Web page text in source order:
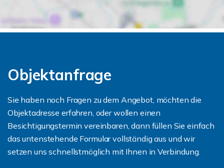
Objektanfrage
Sie haben noch Fragen zu dem Angebot, möchten die
Objektadresse erfahren, oder wollen einen
Besichtigungstermin vereinbaren, dann füllen Sie einfach
das untenstehende Formular vollständig aus und wir
setzen uns schnellstmöglich mit Ihnen in Verbindung.